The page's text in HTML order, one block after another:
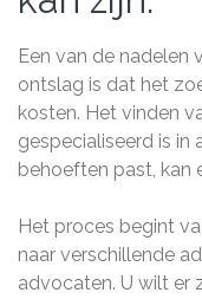
Een van de nadelen
ontslag is dat het
kosten. Het vinden
gespecialiseerd is in
behoeften past, kan
Het proces begint
naar verschillende
advocaten. U wilt er